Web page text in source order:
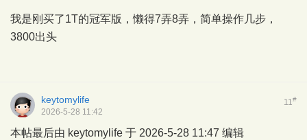
我是刚买了1T的冠军版，懒得7弄8弄，简单操作几步，
3800出头
11#
keytomylife
2026-5-28 11:42
本帖最后由 keytomylife 于 2026-5-28 11:47 编辑